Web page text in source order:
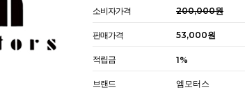
소비자가격 200,000원
판매가격 53,000원
적립금 1%
브랜드 엠모터스